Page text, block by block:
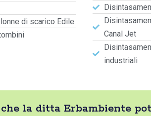
di scarico Edile
Canal Jet
industriali
la ditta Erbambiente